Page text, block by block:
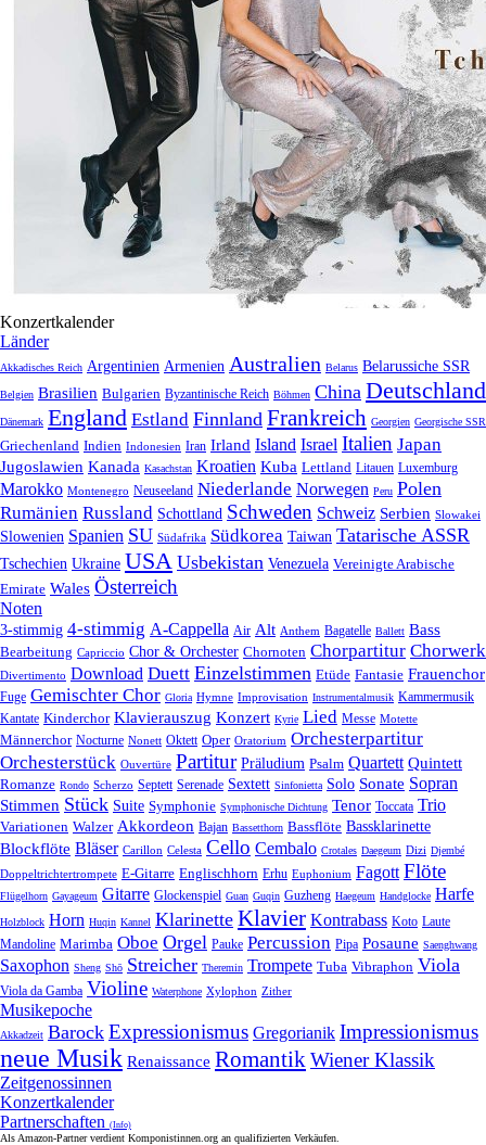
Konzertkalender
Länder
Akkadisches Reich Argentinien Armenien Australien Belarus Belarussiche SSR
Belgien Brasilien Bulgarien Byzantinische Reich Böhmen China Deutschland
Dänemark England Estland Finnland Frankreich Georgien Georgische SSR
Griechenland Indien Indonesien Iran Irland Island Israel Italien Japan
Jugoslawien Kanada Kasachstan Kroatien Kuba Lettland Litauen Luxemburg
Marokko Montenegro Neuseeland Niederlande Norwegen Peru Polen
Rumänien Russland Schottland Schweden Schweiz Serbien Slowakei
Slowenien Spanien SU Südafrika Südkorea Taiwan Tatarische ASSR
Tschechien Ukraine USA Usbekistan Venezuela Vereinigte Arabische
Emirate Wales Österreich
Noten
3-stimmig 4-stimmig A-Cappella Air Alt Anthem Bagatelle Ballett Bass
Bearbeitung Capriccio Chor & Orchester Chornoten Chorpartitur Chorwerk
Divertimento Download Duett Einzelstimmen Etüde Fantasie Frauenchor
Fuge Gemischter Chor Gloria Hymne Improvisation Instrumentalmusik Kammermusik
Kantate Kinderchor Klavierauszug Konzert Kyrie Lied Messe Motette
Männerchor Nocturne Nonett Oktett Oper Oratorium Orchesterpartitur
Orchesterstück Ouvertüre Partitur Präludium Psalm Quartett Quintett
Romanze Rondo Scherzo Septett Serenade Sextett Sinfonietta Solo Sonate Sopran
Stimmen Stück Suite Symphonie Symphonische Dichtung Tenor Toccata Trio
Variationen Walzer Akkordeon Bajan Bassetthorn Bassflöte Bassklarinette
Blockflöte Bläser Carillon Celesta Cello Cembalo Crotales Daegeum Dizi Djembé
Doppeltrichtertrompete E-Gitarre Englischhorn Erhu Euphonium Fagott Flöte
Flügelhorn Gayageum Gitarre Glockenspiel Guan Guqin Guzheng Haegeum Handglocke Harfe
Holzblock Horn Huqin Kannel Klarinette Klavier Kontrabass Koto Laute
Mandoline Marimba Oboe Orgel Pauke Percussion Pipa Posaune Saenghwang
Saxophon Sheng Shō Streicher Theremin Trompete Tuba Vibraphon Viola
Viola da Gamba Violine Waterphone Xylophon Zither
Musikepoche
Akkadzeit Barock Expressionismus Gregorianik Impressionismus
neue Musik Renaissance RomantikWiener Klassik
Zeitgenossinnen
Konzertkalender
Partnerschaften (Info)
Als Amazon-Partner verdient Komponistinnen.org an qualifizierten Verkäufen.